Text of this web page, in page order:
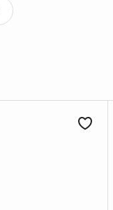
сумма кредита